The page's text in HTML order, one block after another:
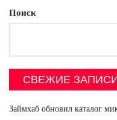
Поиск
СВЕЖИЕ
Займхаб обновил каталог